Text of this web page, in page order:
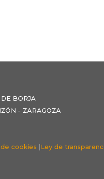
BORJA
- ZARAGOZA
cookies |Ley de